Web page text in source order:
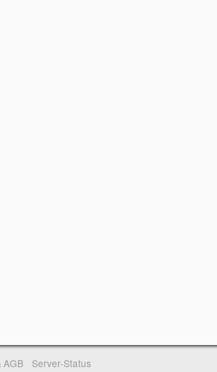
AGB Server-Status